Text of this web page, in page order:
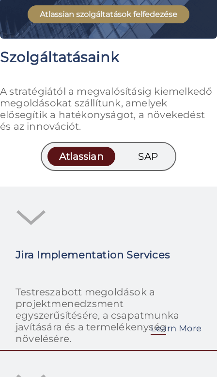
Atlassian szolgáltatások felfedezése
Szolgáltatásaink
A stratégiától a megvalósításig kiemelkedő
megoldásokat szállítunk, amelyek
elősegítik a hatékonyságot, a növekedést
és az innovációt.
Atlassian SAP
Jira Implementation Services
Testreszabott megoldások a
projektmenedzsment
egyszerűsítésére, a csapatmunka
javítására és a termelékenység
növelésére.
Learn More